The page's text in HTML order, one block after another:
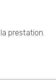
prestation.